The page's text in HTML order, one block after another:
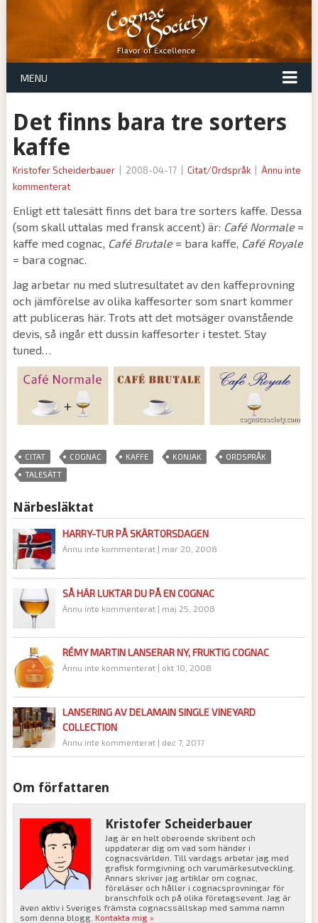
MENU
Det finns bara tre sorters
kaffe
Kristofer Scheiderbauer 2008-04-17 Citat/Ordspråk
Ännu inte
kommenterat
Enligt ett talesätt finns det bara tre sorters kaffe. Dessa
(som skall uttalas med fransk accent) är: Café Normale=
kaffe med cognac, Café Brutale= bara kaffe, Café Royale
= bara cognac.
Jag arbetar nu med slutresultatet av den kaffeprovning
och jämförelse av olika kaffesorter som snart kommer
att publiceras här. Trots att det motsäger ovanstående
devis, så ingår ett dussin kaffesorter i testet. Stay
tuned…
CITAT COGNAC KAFFE KONJAK ORDSPRÅK
TALESÄTT
Närbesläktat
HARRY-TUR PÅ SKÄRTORSDAGEN
Ännu inte kommenterat| mar 20, 2008
SÅ HÄR LUKTAR DU PÅ EN COGNAC
Ännu inte kommenterat| maj 25, 2008
RÉMY MARTIN LANSERAR NY, FRUKTIG COGNAC
Ännu inte kommenterat| okt 10, 2008
LANSERING AV DELAMAIN SINGLE VINEYARD
COLLECTION
Ännu inte kommenterat| dec 7, 2017
Om författaren
Kristofer Scheiderbauer
Jag är en helt oberoende skribent och
uppdaterar dig om vad som händer i
cognacsvärlden. Till vardags arbetar jag med
grafisk formgivning och varumärkesutveckling.
Annars skriver jag artiklar om cognac,
föreläser och håller i cognacsprovningar för
branschfolk och på olika företagsevent. Jag är
även aktiv i Sveriges främsta cognacssällskap med samma namn
som denna blogg.Kontakta mig »